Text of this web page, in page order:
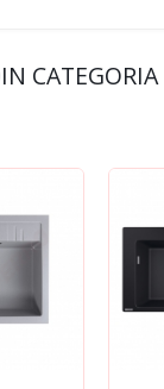
CATEGORIA